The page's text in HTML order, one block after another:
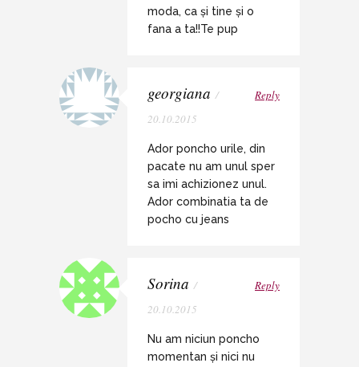
moda, ca și tine și o
fana a ta!!Te pup
georgiana /
20.10.2015
Reply
Ador poncho urile, din
pacate nu am unul sper
sa imi achizionez unul.
Ador combinatia ta de
pocho cu jeans
Sorina /
20.10.2015
Reply
Nu am niciun poncho
momentan și nici nu